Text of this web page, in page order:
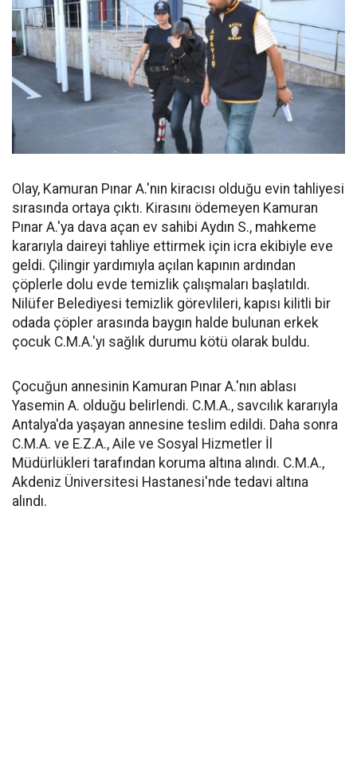
Olay, Kamuran Pınar A.'nın kiracısı olduğu evin tahliyesi
sırasında ortaya çıktı. Kirasını ödemeyen Kamuran
Pınar A.'ya dava açan ev sahibi Aydın S., mahkeme
kararıyla daireyi tahliye ettirmek için icra ekibiyle eve
geldi. Çilingir yardımıyla açılan kapının ardından
çöplerle dolu evde temizlik çalışmaları başlatıldı.
Nilüfer Belediyesi temizlik görevlileri, kapısı kilitli bir
odada çöpler arasında baygın halde bulunan erkek
çocuk C.M.A.'yı sağlık durumu kötü olarak buldu.
Çocuğun annesinin Kamuran Pınar A.'nın ablası
Yasemin A. olduğu belirlendi. C.M.A., savcılık kararıyla
Antalya'da yaşayan annesine teslim edildi. Daha sonra
C.M.A. ve E.Z.A., Aile ve Sosyal Hizmetler İl
Müdürlükleri tarafından koruma altına alındı. C.M.A.,
Akdeniz Üniversitesi Hastanesi'nde tedavi altına
alındı.